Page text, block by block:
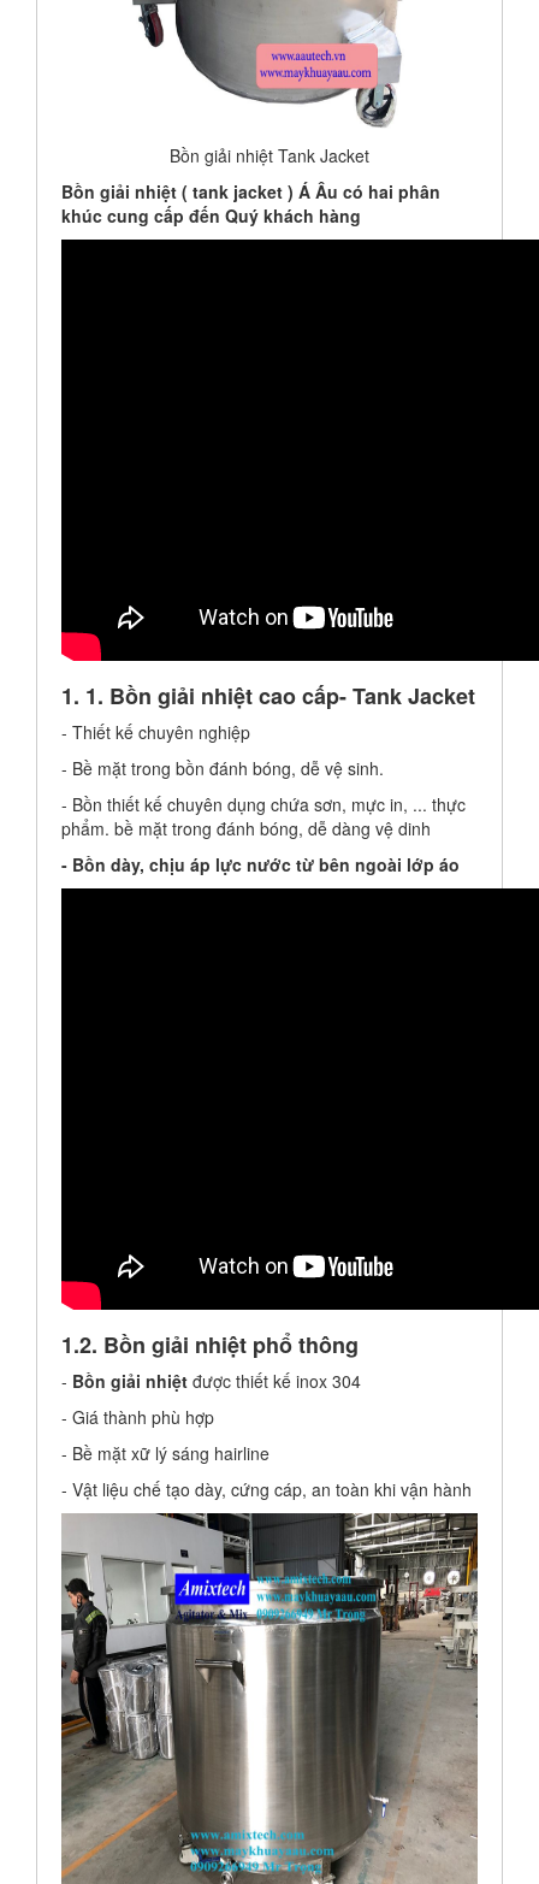
Bồn giải nhiệt Tank Jacket
Bồn giải nhiệt ( tank jacket ) Á Âu có hai phân
khúc cung cấp đến Quý khách hàng
1. 1. Bồn giải nhiệt cao cấp- Tank Jacket
- Thiết kế chuyên nghiệp
- Bề mặt trong bồn đánh bóng, dễ vệ sinh.
- Bồn thiết kế chuyên dụng chứa sơn, mực in, ... thực
phẩm. bề mặt trong đánh bóng, dễ dàng vệ dinh
- Bồn dày, chịu áp lực nước từ bên ngoài lớp áo
1.2. Bồn giải nhiệt phổ thông
- Bồn giải nhiệt được thiết kế inox 304
- Giá thành phù hợp
- Bề mặt xữ lý sáng hairline
- Vật liệu chế tạo dày, cứng cáp, an toàn khi vận hành